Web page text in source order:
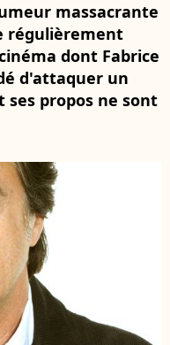
massacrante
régulièrement
dont Fabrice
d'attaquer un
propos ne sont